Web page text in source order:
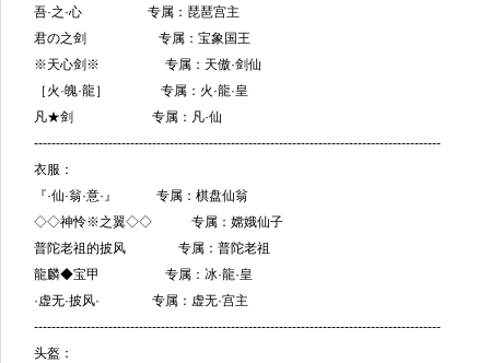
吾·之·心 专属：琵琶宫主
君の之剑 专属：宝象国王
※天心剑※ 专属：天傲·剑仙
［火·魄·龍］ 专属：火·龍·皇
凡★剑 专属：凡·仙
---------------------------------------------------------------------------------------------
衣服：
『·仙·翁·意·』 专属：棋盘仙翁
◇◇神怜※之翼◇◇ 专属：嫦娥仙子
普陀老祖的披风 专属：普陀老祖
龍麟◆宝甲 专属：冰·龍·皇
·虚无·披风· 专属：虚无·宫主
---------------------------------------------------------------------------------------------
头盔：